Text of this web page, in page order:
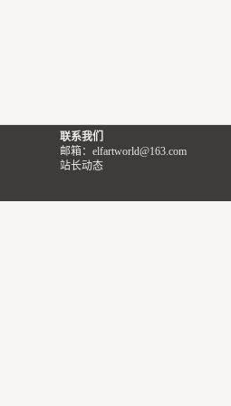
联系我们
邮箱：elfartworld@163.com
站长动态